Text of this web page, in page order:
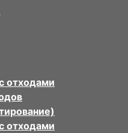
отходами
отходами